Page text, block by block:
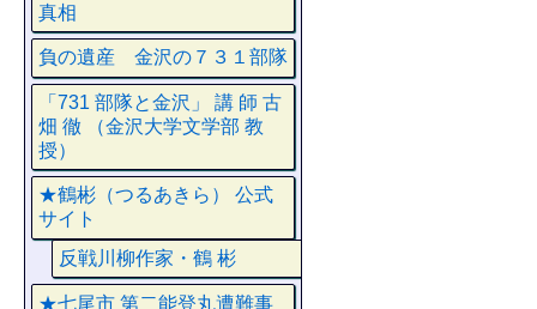
真相
負の遺産 金沢の７３１部隊
「731 部隊と金沢」 講 師 古
畑 徹 （金沢大学文学部 教
授）
★鶴彬（つるあきら） 公式
サイト
反戦川柳作家・鶴 彬
★七尾市 第二能登丸遭難事